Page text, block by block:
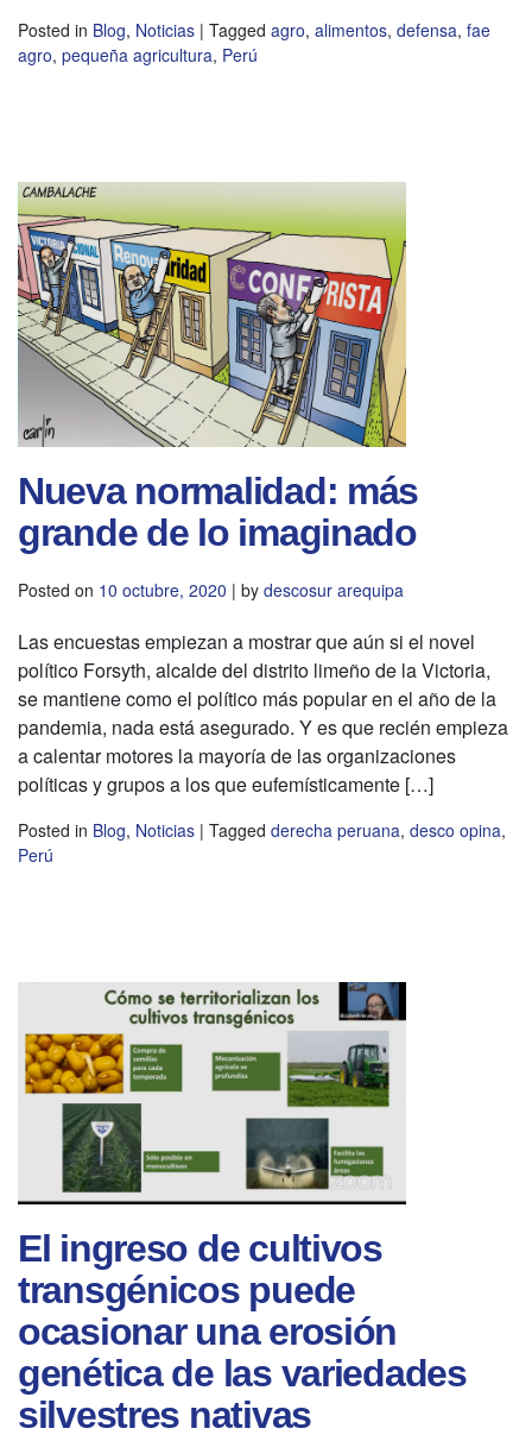
Posted in Blog, Noticias | Tagged agro, alimentos, defensa, fae
agro, pequeña agricultura, Perú
Nueva normalidad: más
grande de lo imaginado
Posted on 10 octubre, 2020 | by descosur arequipa
Las encuestas empiezan a mostrar que aún si el novel
político Forsyth, alcalde del distrito limeño de la Victoria,
se mantiene como el político más popular en el año de la
pandemia, nada está asegurado. Y es que recién empieza
a calentar motores la mayoría de las organizaciones
políticas y grupos a los que eufemísticamente […]
Posted in Blog, Noticias | Tagged derecha peruana, desco opina,
Perú
El ingreso de cultivos
transgénicos puede
ocasionar una erosión
genética de las variedades
silvestres nativas